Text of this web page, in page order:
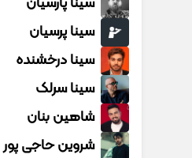
سینا پرسیان
سینا درخشنده
سینا سرلک
شاهین بنان
شروین حاجی پور